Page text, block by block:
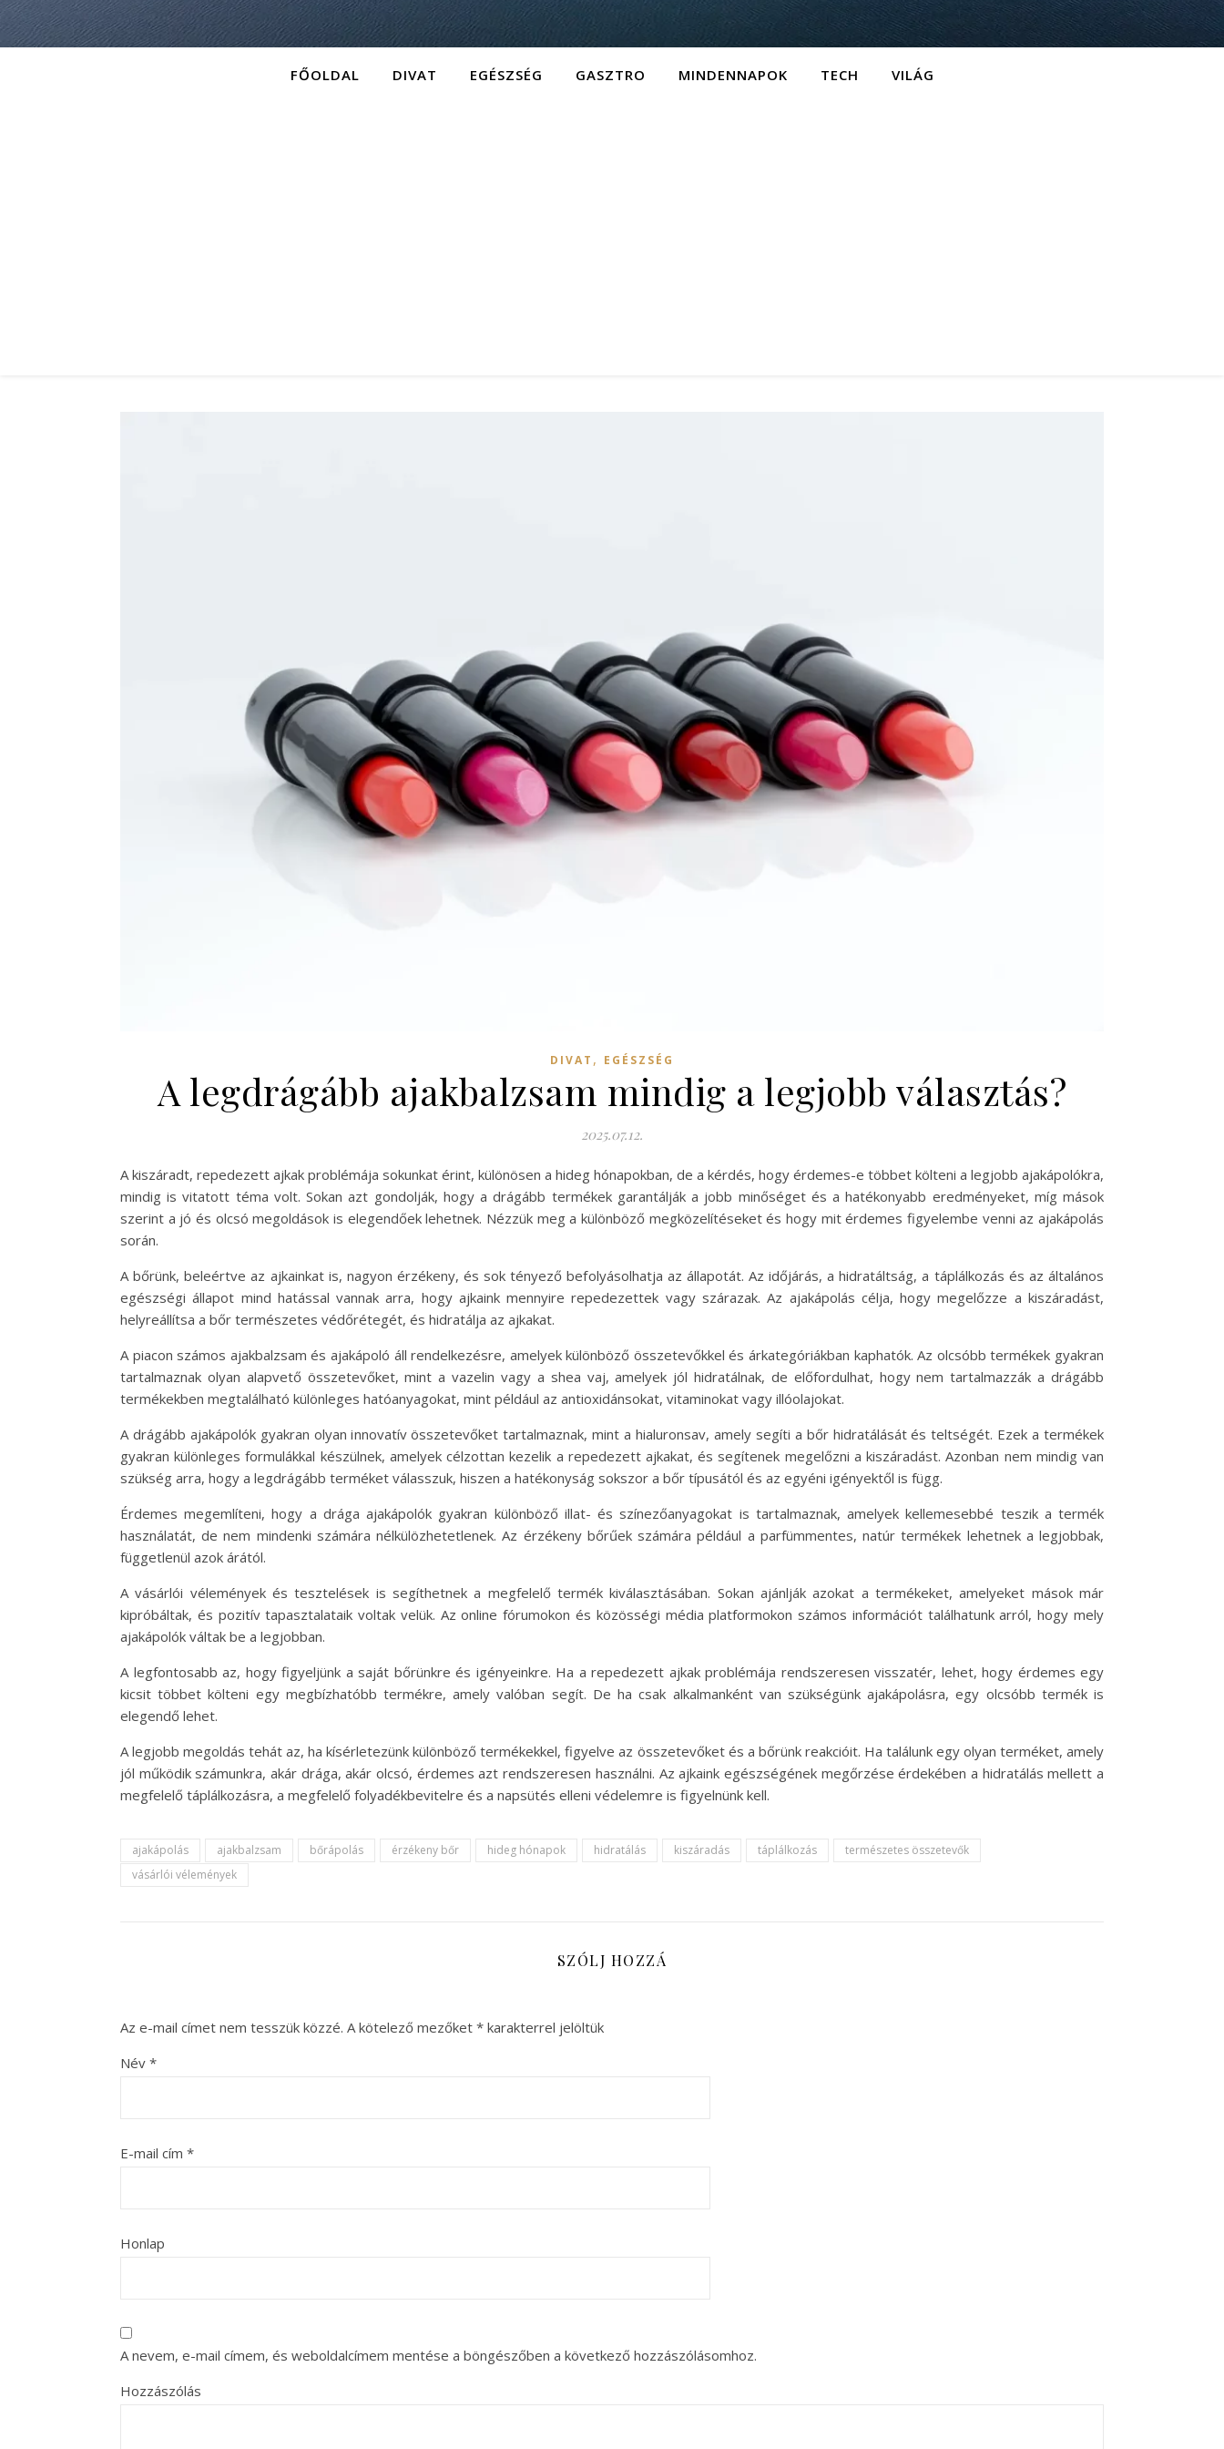
FŐOLDAL DIVAT EGÉSZSÉG GASZTRO MINDENNAPOK TECH VILÁG
DIVAT , EGÉSZSÉG
A legdrágább ajakbalzsam mindig a legjobb választás?
2025.07.12.
A kiszáradt, repedezett ajkak problémája sokunkat érint, különösen a hideg hónapokban, de a kérdés, hogy érdemes-e többet költeni a legjobb ajakápolókra,
mindig is vitatott téma volt. Sokan azt gondolják, hogy a drágább termékek garantálják a jobb minőséget és a hatékonyabb eredményeket, míg mások
szerint a jó és olcsó megoldások is elegendőek lehetnek. Nézzük meg a különböző megközelítéseket és hogy mit érdemes figyelembe venni az ajakápolás
során.
A bőrünk, beleértve az ajkainkat is, nagyon érzékeny, és sok tényező befolyásolhatja az állapotát. Az időjárás, a hidratáltság, a táplálkozás és az általános
egészségi állapot mind hatással vannak arra, hogy ajkaink mennyire repedezettek vagy szárazak. Az ajakápolás célja, hogy megelőzze a kiszáradást,
helyreállítsa a bőr természetes védőrétegét, és hidratálja az ajkakat.
A piacon számos ajakbalzsam és ajakápoló áll rendelkezésre, amelyek különböző összetevőkkel és árkategóriákban kaphatók. Az olcsóbb termékek gyakran
tartalmaznak olyan alapvető összetevőket, mint a vazelin vagy a shea vaj, amelyek jól hidratálnak, de előfordulhat, hogy nem tartalmazzák a drágább
termékekben megtalálható különleges hatóanyagokat, mint például az antioxidánsokat, vitaminokat vagy illóolajokat.
A drágább ajakápolók gyakran olyan innovatív összetevőket tartalmaznak, mint a hialuronsav, amely segíti a bőr hidratálását és teltségét. Ezek a termékek
gyakran különleges formulákkal készülnek, amelyek célzottan kezelik a repedezett ajkakat, és segítenek megelőzni a kiszáradást. Azonban nem mindig van
szükség arra, hogy a legdrágább terméket válasszuk, hiszen a hatékonyság sokszor a bőr típusától és az egyéni igényektől is függ.
Érdemes megemlíteni, hogy a drága ajakápolók gyakran különböző illat- és színezőanyagokat is tartalmaznak, amelyek kellemesebbé teszik a termék
használatát, de nem mindenki számára nélkülözhetetlenek. Az érzékeny bőrűek számára például a parfümmentes, natúr termékek lehetnek a legjobbak,
függetlenül azok árától.
A vásárlói vélemények és tesztelések is segíthetnek a megfelelő termék kiválasztásában. Sokan ajánlják azokat a termékeket, amelyeket mások már
kipróbáltak, és pozitív tapasztalataik voltak velük. Az online fórumokon és közösségi média platformokon számos információt találhatunk arról, hogy mely
ajakápolók váltak be a legjobban.
A legfontosabb az, hogy figyeljünk a saját bőrünkre és igényeinkre. Ha a repedezett ajkak problémája rendszeresen visszatér, lehet, hogy érdemes egy
kicsit többet költeni egy megbízhatóbb termékre, amely valóban segít. De ha csak alkalmanként van szükségünk ajakápolásra, egy olcsóbb termék is
elegendő lehet.
A legjobb megoldás tehát az, ha kísérletezünk különböző termékekkel, figyelve az összetevőket és a bőrünk reakcióit. Ha találunk egy olyan terméket, amely
jól működik számunkra, akár drága, akár olcsó, érdemes azt rendszeresen használni. Az ajkaink egészségének megőrzése érdekében a hidratálás mellett a
megfelelő táplálkozásra, a megfelelő folyadékbevitelre és a napsütés elleni védelemre is figyelnünk kell.
ajakápolás ajakbalzsam bőrápolás érzékeny bőr hideg hónapok hidratálás kiszáradás táplálkozás
természetes összetevők
vásárlói vélemények
SZÓLJ HOZZÁ
Az e-mail címet nem tesszük közzé. A kötelező mezőket * karakterrel jelöltük
Név *
E-mail cím *
Honlap
A nevem, e-mail címem, és weboldalcímem mentése a böngészőben a következő hozzászólásomhoz.
Hozzászólás